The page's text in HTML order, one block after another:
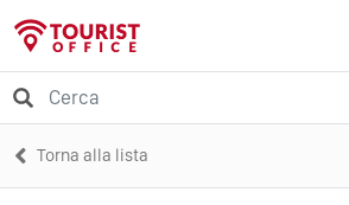
Torna alla lista